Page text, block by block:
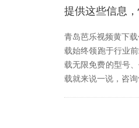
提供这些信息
青岛芭乐视频黄下载
载始终领跑于行业前
载无限免费的型号
载就来说一说，咨